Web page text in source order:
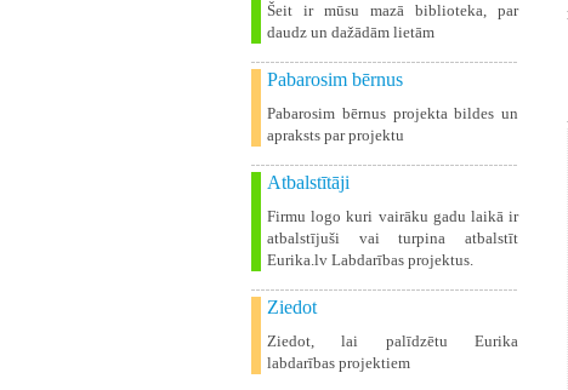
Šeit ir mūsu mazā biblioteka, par
daudz un dažādām lietām
Pabarosim bērnus
Pabarosim bērnus projekta bildes un
apraksts par projektu
Atbalstītāji
Firmu logo kuri vairāku gadu laikā ir
atbalstījuši vai turpina atbalstīt
Eurika.lv Labdarības projektus.
Ziedot
Ziedot, lai palīdzētu Eurika
labdarības projektiem